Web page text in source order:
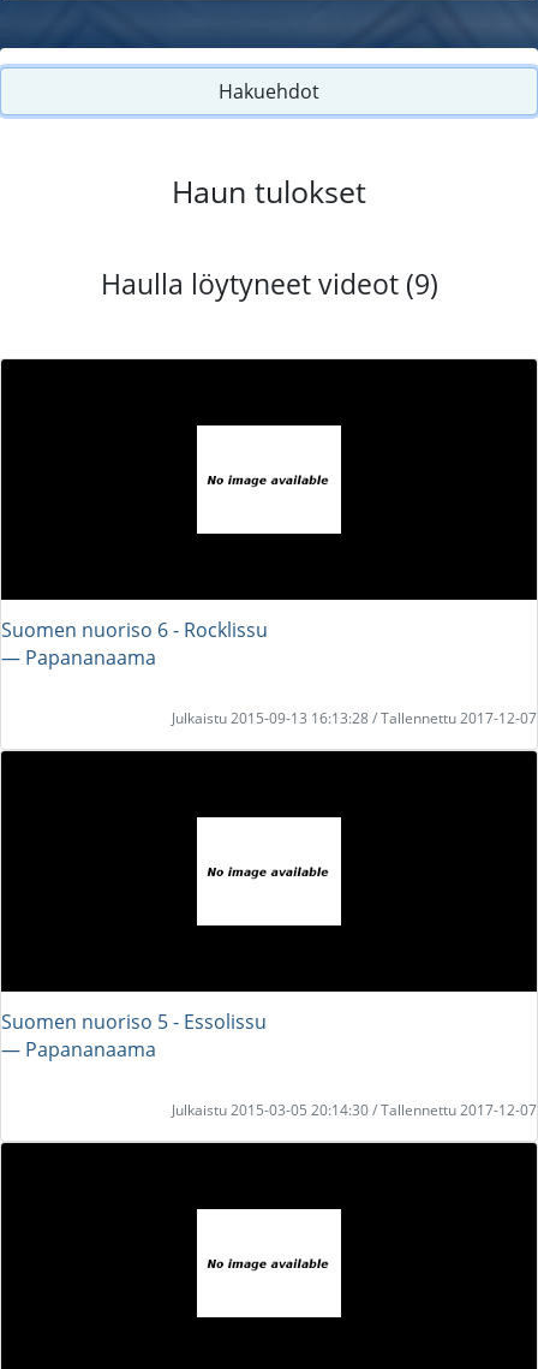
Hakuehdot
Haun tulokset
Haulla löytyneet videot (9)
Suomen nuoriso 6 - Rocklissu
― Papananaama
Julkaistu 2015-09-13 16:13:28 / Tallennettu 2017-12-07
Suomen nuoriso 5 - Essolissu
― Papananaama
Julkaistu 2015-03-05 20:14:30 / Tallennettu 2017-12-07